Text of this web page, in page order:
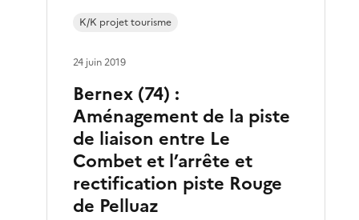
Bernex (74) :
Aménagement de la piste
de liaison entre Le
Combet et l’arrête et
rectification piste Rouge
de Pelluaz
K/K projet tourisme
24 juin 2019